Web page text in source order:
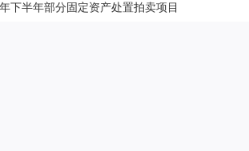
下半年部分固定资产处置拍卖项目